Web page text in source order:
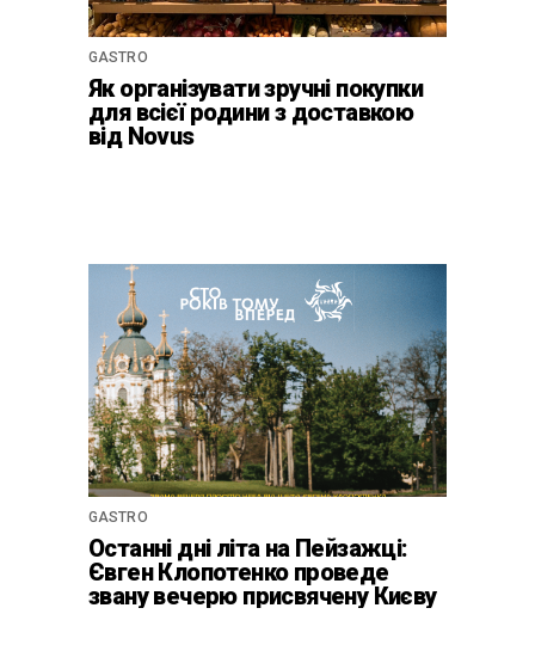
GASTRO
Як організувати зручні покупки
для всієї родини з доставкою
від Novus
GASTRO
Останні дні літа на Пейзажці:
Євген Клопотенко проведе
звану вечерю присвячену Києву